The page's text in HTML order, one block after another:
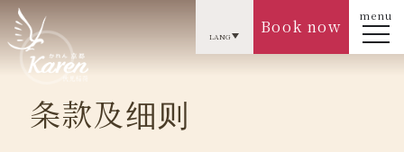
menu
Book now
LANG
条款及细则